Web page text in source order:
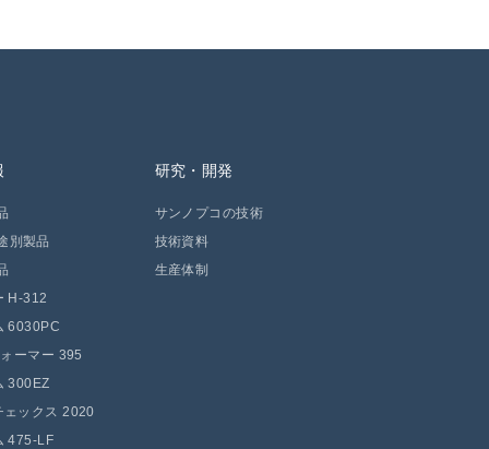
別製品
H-312
6030PC
ーマー 395
300EZ
ェックス 2020
475-LF
研究・開発
サンノプコの技術
技術資料
生産体制